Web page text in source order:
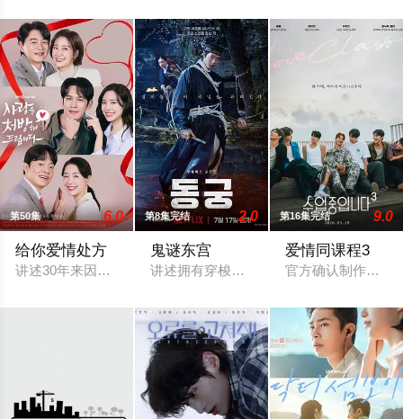
第50集 6.0
给你爱情处方
讲述30年来因恶缘而交织在一起的两家人，消除误会，互相抚慰
第8集完结 2.0
鬼谜东宫
讲述拥有穿梭于灵界能力的具天（南柱赫
第16集完结 9.0
爱情同课程3
官方确认制作第三